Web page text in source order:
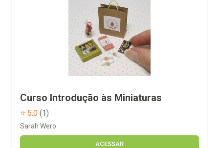
Curso Introdução às Miniaturas
⭐ 5.0 (1)
Sarah Wero
ACESSAR